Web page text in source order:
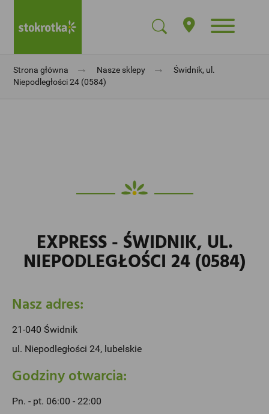
Strona główna → Nasze sklepy →
Świdnik, ul.
Niepodległości 24 (0584)
EXPRESS - ŚWIDNIK, UL.
NIEPODLEGŁOŚCI 24 (0584)
Nasz adres:
21-040 Świdnik
ul. Niepodległości 24, lubelskie
Godziny otwarcia:
Pn. - pt. 06:00 - 22:00